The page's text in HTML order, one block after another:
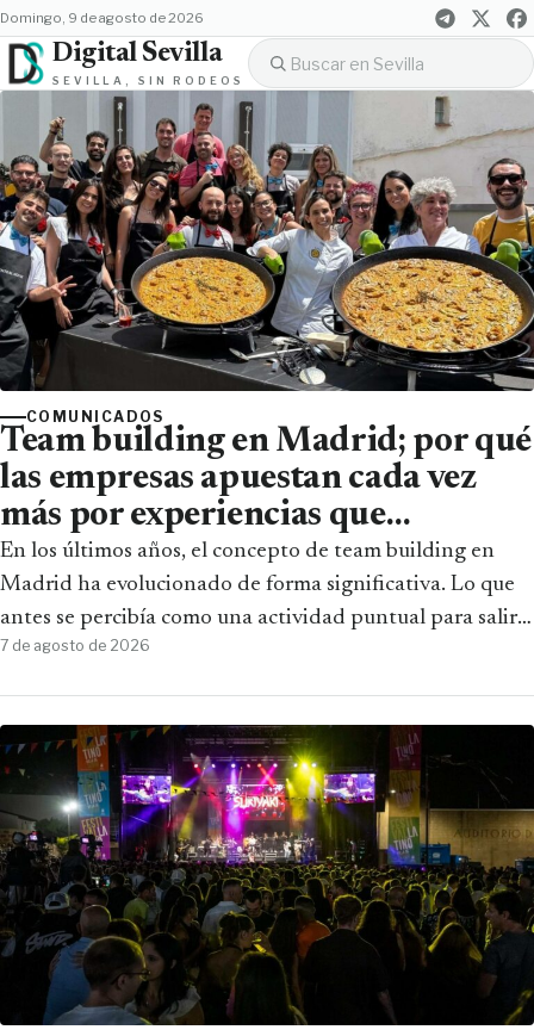
domingo, 9 de agosto de 2026
Digital Sevilla
SEVILLA, SIN RODEOS
COMUNICADOS
Team building en Madrid; por qué
las empresas apuestan cada vez
más por experiencias que
fortalecen sus equipos
En los últimos años, el concepto de team building en
Madrid ha evolucionado de forma significativa. Lo que
antes se percibía como una actividad puntual para salir
de la oficina…
7 de agosto de 2026